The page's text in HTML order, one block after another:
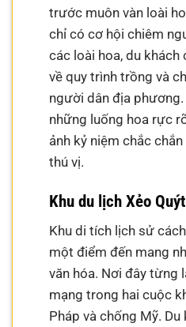
trước muôn vàn loài
chỉ có cơ hội chiêm
các loài hoa, du
về quy trình trồng và
người dân địa
những luống hoa rực
ảnh kỷ niệm chắc
thú vị.
Khu du lịch Xẻo
Khu di tích lịch sử
một điểm đến mang
văn hóa. Nơi đây từng
mạng trong hai cuộc
Pháp và chống Mỹ.